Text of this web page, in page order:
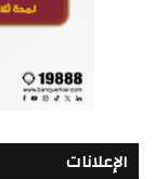
الإعلانات